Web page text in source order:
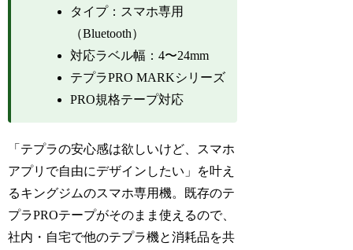
タイプ：スマホ専用
（Bluetooth）
対応ラベル幅：4〜24mm
テプラPRO MARKシリーズ
PRO規格テープ対応
「テプラの安心感は欲しいけど、スマホ
アプリで自由にデザインしたい」を叶え
るキングジムのスマホ専用機。既存のテ
プラPROテープがそのまま使えるので、
社内・自宅で他のテプラ機と消耗品を共